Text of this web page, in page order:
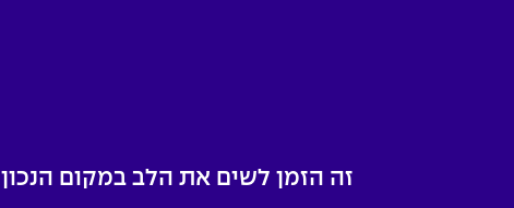
זה הזמן לשים את הלב במקום הנכון